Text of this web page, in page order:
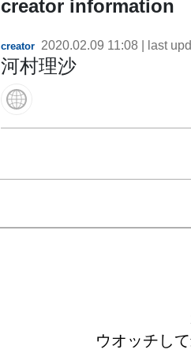
creator information
creator 2020.02.09 11:08 | last
河村理沙
ウオッチし